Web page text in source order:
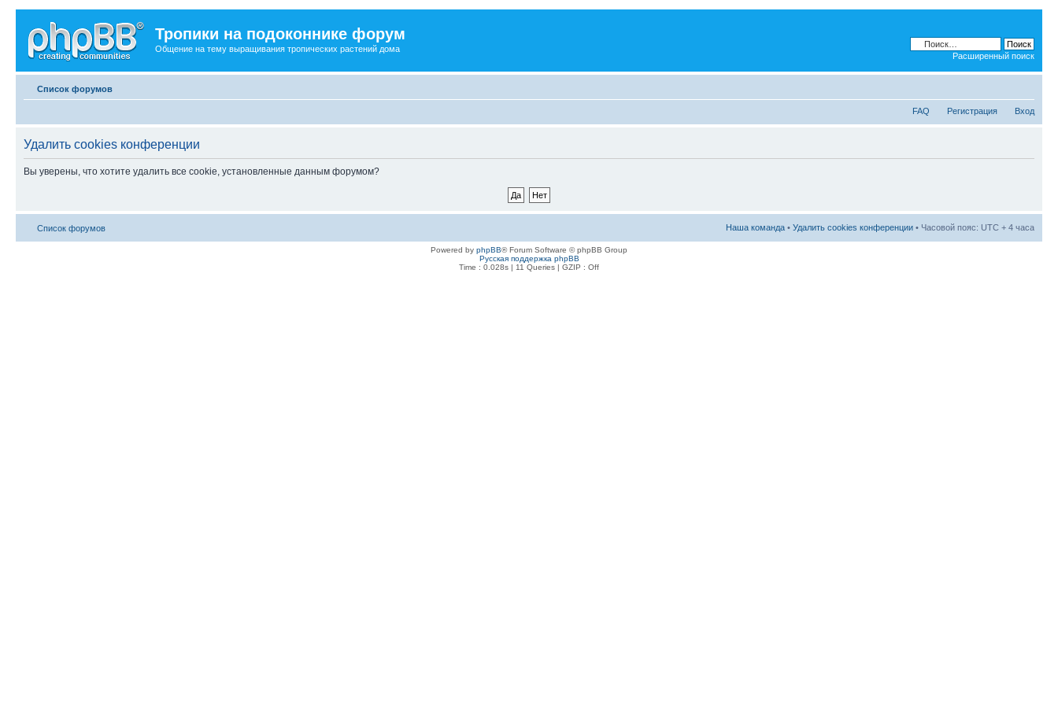
Тропики на подоконнике форум
Общение на тему выращивания тропических растений дома
Расширенный поиск
Список форумов
FAQ Регистрация Вход
Удалить cookies конференции
Вы уверены, что хотите удалить все cookie, установленные данным форумом?
Список форумов Наша команда • Удалить cookies конференции • Часовой пояс: UTC + 4 часа
Powered by phpBB® Forum Software © phpBB Group
Русская поддержка phpBB
Time : 0.028s | 11 Queries | GZIP : Off